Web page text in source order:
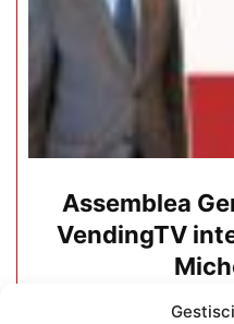
Assemblea
VendingTV
19/